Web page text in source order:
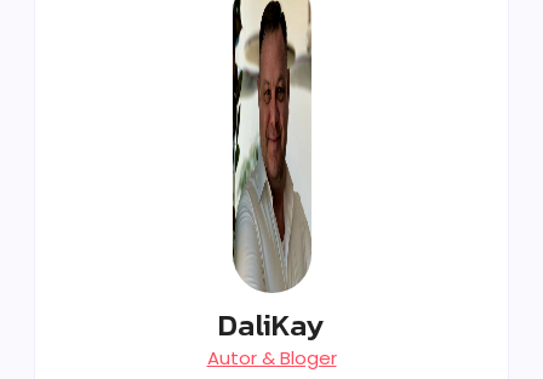
DaliKay
Autor & Bloger